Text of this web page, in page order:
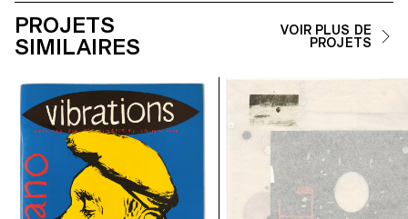
PROJETS
SIMILAIRES
VOIR PLUS DE
PROJETS